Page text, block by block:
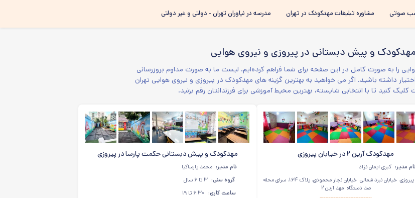
محتوای
اصلی
صوتی مشاوره تبلیغات مهدکودک در تهران مدرسه در نیاوران تهران - دولتی و غیر دولتی
و پیش دبستانی در پیروزی و نیروی هوایی
را به صورت کامل در این صفحه برای شما فراهم کرده‌ایم. لیست ما به صورت مداوم بروزرسانی
داشته باشید. اگر می خواهید به بهترین گزینه های مهدکودک در پیروزی و نیروی هوایی تهران
کنید تا با انتخابی شایسته، بهترین محیط آموزشی برای فرزندانتان رقم بزنید.
مهدکودک آرین ۲ در خیابان پیروزی
مدیر: کبری ایمان نژاد
خیابان پیروزی، خیابان نبرد شمالی، خیابان نجار محمودی، پلاک ۱۶۴، سرای محله
صد دستگاه، مهد آرین ۲
مهدکودک و پیش دبستانی حکمت پارسا در پیروزی
نام مدیر: محمد پارساکیا
گروه سنی: ۳ تا ۶ سال
ساعت کاری: ۶:۳۰ تا ۱۹